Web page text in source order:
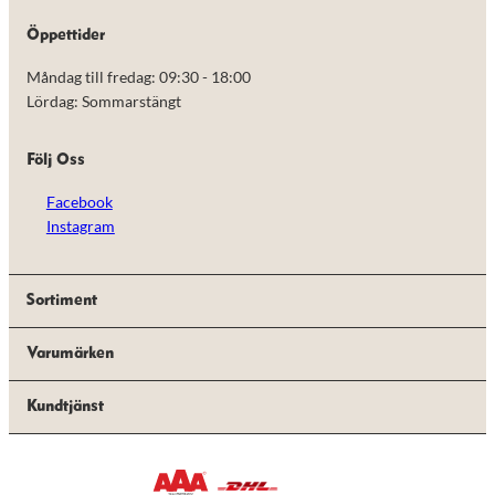
Öppettider
Måndag till fredag: 09:30 - 18:00
Lördag: Sommarstängt
Följ Oss
Facebook
Instagram
Sortiment
Varumärken
Kundtjänst
kakorna
kommer viss
att försvinna
från
Marknadsföring
Genom att dela
med dig av dina
beteende när du
chansen att få se
personligt
anpassat innehåll